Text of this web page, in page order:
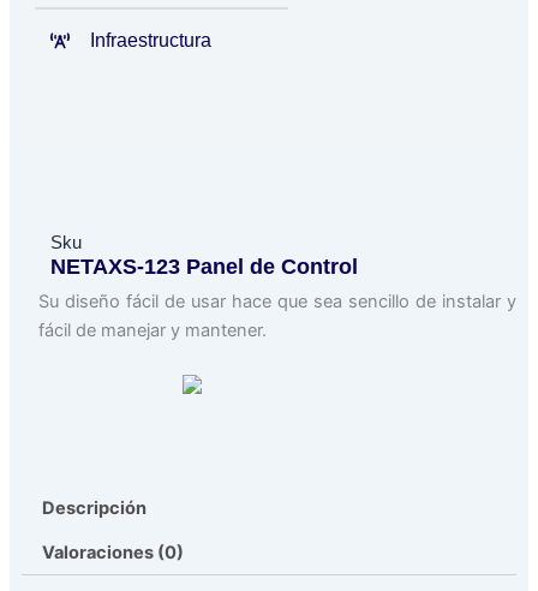
Infraestructura
Sku
NETAXS-123 Panel de Control
Su diseño fácil de usar hace que sea sencillo de instalar y
fácil de manejar y mantener.
Descripción
Valoraciones (0)